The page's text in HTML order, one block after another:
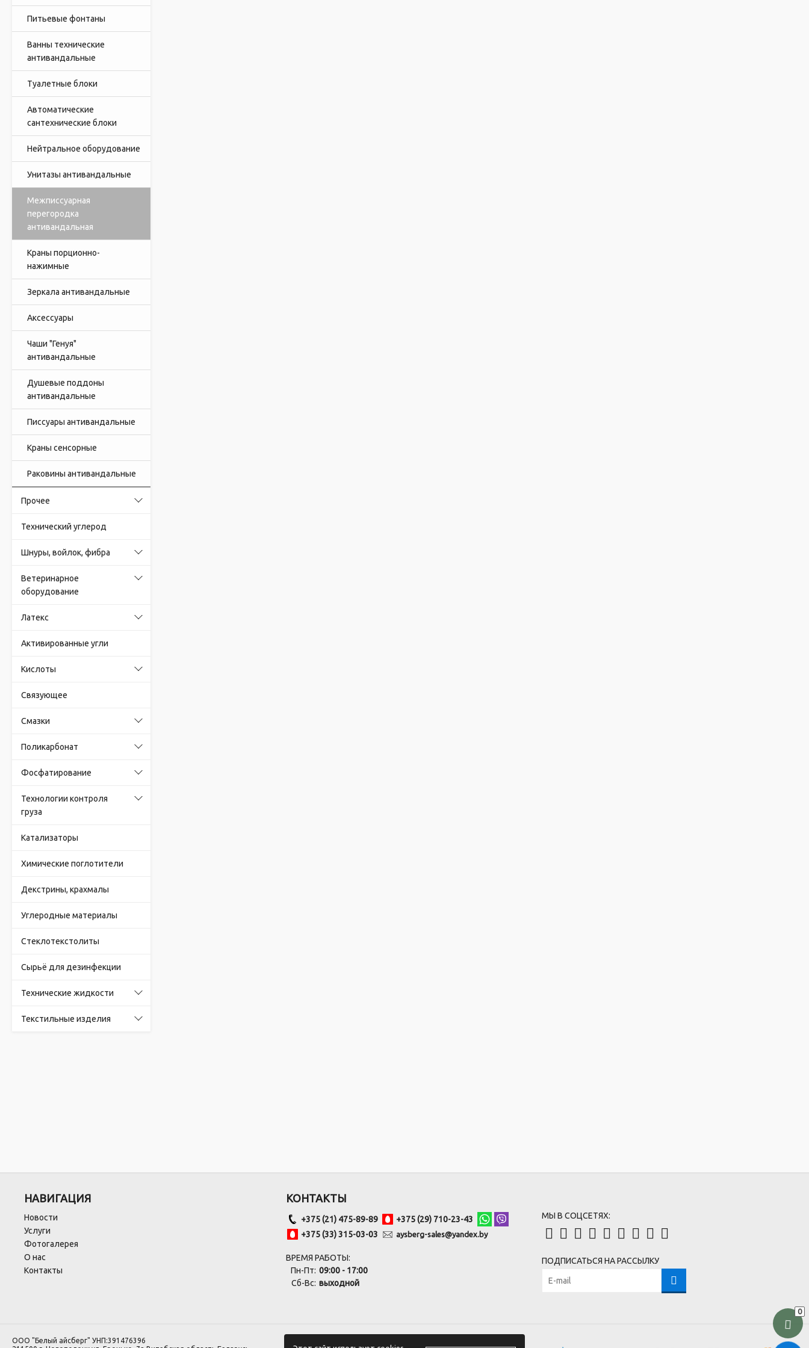
Питьевые фонтаны
Ванны технические
антивандальные
Туалетные блоки
Автоматические
сантехнические блоки
Нейтральное оборудование
Унитазы антивандальные
Межписсуарная
перегородка
антивандальная
Краны порционно-
нажимные
Зеркала антивандальные
Аксессуары
Чаши "Генуя"
антивандальные
Душевые поддоны
антивандальные
Писсуары антивандальные
Краны сенсорные
Раковины антивандальные
Прочее
Технический углерод
Шнуры, войлок, фибра
Ветеринарное
оборудование
Латекс
Активированные угли
Кислоты
Связующее
Смазки
Поликарбонат
Фосфатирование
Технологии контроля
груза
Катализаторы
Химические поглотители
Декстрины, крахмалы
Углеродные материалы
Стеклотекстолиты
Сырьё для дезинфекции
Технические жидкости
Текстильные изделия
0
НАВИГАЦИЯ
Новости
Услуги
Фотогалерея
О нас
Контакты
КОНТАКТЫ
+375 (21) 475-89-89
+375 (29) 710-23-43
+375 (33) 315-03-03
aysberg-sales@yandex.by
ВРЕМЯ РАБОТЫ:
Пн-Пт: 09:00 - 17:00
Сб-Вс: выходной
МЫ В СОЦСЕТЯХ:
ПОДПИСАТЬСЯ НА РАССЫЛКУ
ООО "Белый айсберг" УНП:391476396